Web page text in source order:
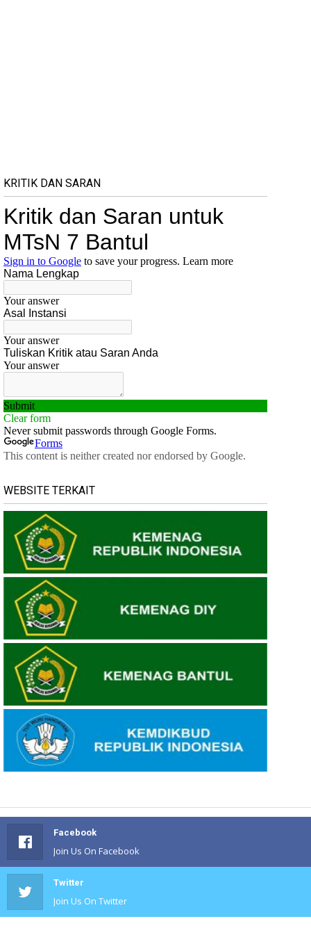
KRITIK DAN SARAN
WEBSITE TERKAIT
Facebook
Join Us On Facebook
Twitter
Join Us On Twitter